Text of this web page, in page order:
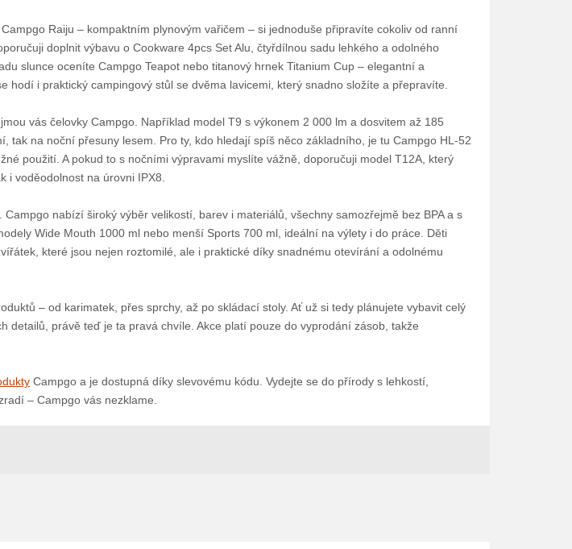
Raiju – kompaktním plynovým vařičem – si jednoduše připravíte cokoliv od ranní
doplnit výbavu o Cookware 4pcs Set Alu, čtyřdílnou sadu lehkého a odolného
slunce oceníte Campgo Teapot nebo titanový hrnek Titanium Cup – elegantní a
hodí i praktický campingový stůl se dvěma lavicemi, který snadno složíte a přepravíte.
vás čelovky Campgo. Například model T9 s výkonem 2 000 lm a dosvitem až 185
tak na noční přesuny lesem. Pro ty, kdo hledají spíš něco základního, je tu Campgo HL-52
použití. A pokud to s nočními výpravami myslíte vážně, doporučuji model T12A, který
i voděodolnost na úrovni IPX8.
nabízí široký výběr velikostí, barev i materiálů, všechny samozřejmě bez BPA a s
Wide Mouth 1000 ml nebo menší Sports 700 ml, ideální na výlety i do práce. Děti
které jsou nejen roztomilé, ale i praktické díky snadnému otevírání a odolnému
– od karimatek, přes sprchy, až po skládací stoly. Ať už si tedy plánujete vybavit celý
detailů, právě teď je ta pravá chvíle. Akce platí pouze do vyprodání zásob, takže
Campgo a je dostupná díky slevovému kódu. Vydejte se do přírody s lehkostí,
– Campgo vás nezklame.